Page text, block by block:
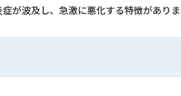
が波及し、急激に悪化する特徴がありま